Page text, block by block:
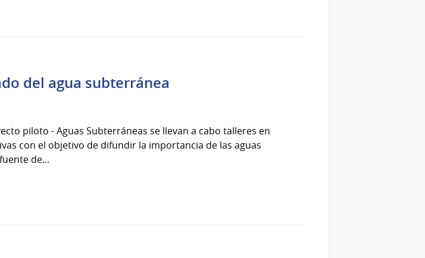
del agua subterránea
piloto - Aguas Subterráneas se llevan a cabo talleres en
con el objetivo de difundir la importancia de las aguas
de...